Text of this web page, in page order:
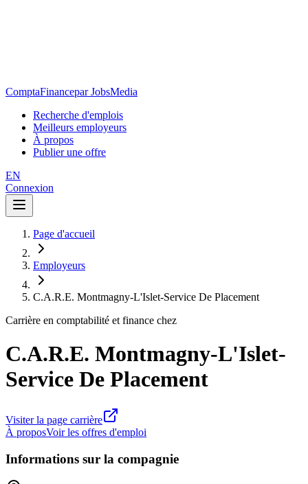
ComptaFinancepar JobsMedia
Recherche d'emplois
Meilleurs employeurs
À propos
Publier une offre
EN
Connexion
Page d'accueil
Employeurs
C.A.R.E. Montmagny-L'Islet-Service De Placement
Carrière en comptabilité et finance chez
C.A.R.E. Montmagny-L'Islet-
Service De Placement
Visiter la page carrière
À proposVoir les offres d'emploi
Informations sur la compagnie